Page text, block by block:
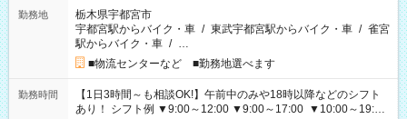
勤務地
栃木県宇都宮市
宇都宮駅からバイク・車 / 東武宇都宮駅からバイク・車 / 雀宮
駅からバイク・車 / …
■物流センターなど ■勤務地選べます
勤務時間
【1日3時間～も相談OK!】午前中のみや18時以降などのシフト
あり！ シフト例 ▼9:00～12:00 ▼9:00～17:00 ▼10:00～19:00